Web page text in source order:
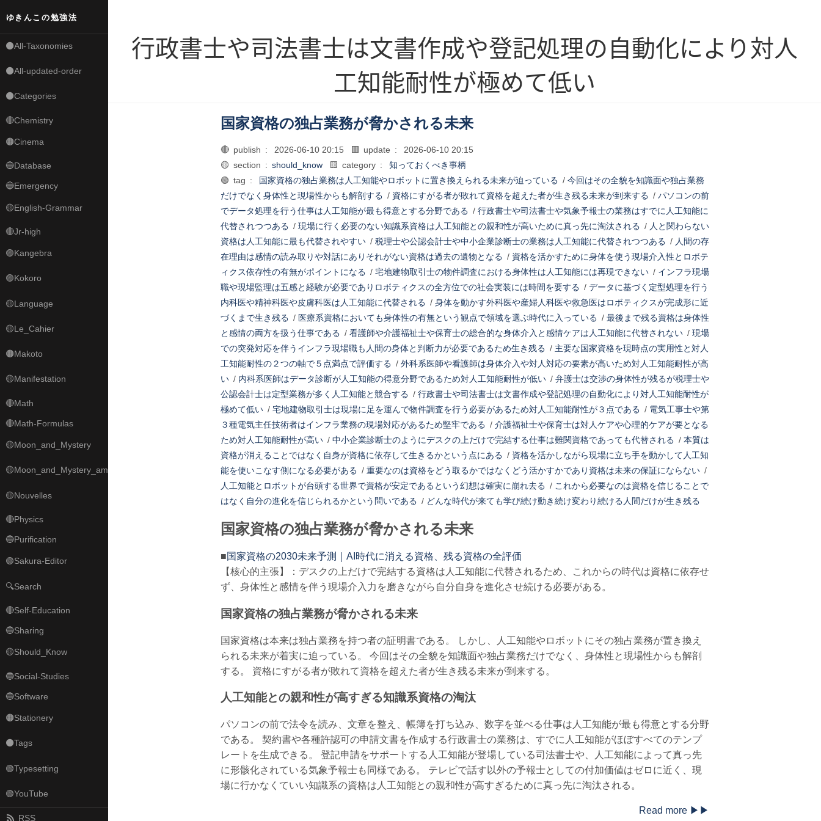
ゆきんこの勉強法
⚫All-Taxonomies
⚫All-updated-order
⚫Categories
🔴Chemistry
🟠Cinema
🔵Database
🔵Emergency
🟡English-Grammar
🔴Jr-high
🟣Kangebra
🟣Kokoro
🟡Language
🟡Le_Cahier
🟠Makoto
🟡Manifestation
🔴Math
🔴Math-Formulas
🟡Moon_and_Mystery
🟡Moon_and_Mystery_am
🟡Nouvelles
🔴Physics
🔵Purification
🟢Sakura-Editor
🔍Search
🔴Self-Education
🔵Sharing
🟡Should_Know
🔵Social-Studies
🔵Software
🟠Stationery
⚫Tags
🟢Typesetting
🟢YouTube
RSS
行政書士や司法書士は文書作成や登記処理の自動化により対人
工知能耐性が極めて低い
国家資格の独占業務が脅かされる未来
🔴 publish : 2026-06-10 20:15 🟥 update :
2026-06-10 20:15
🟡 section : should_know 🟨 category :
知っておくべき事柄
🟢 tag :
国家資格の独占業務は人工知能やロボットに置き換えられる未来が迫っている / 今回はその全貌を知識面や独占業務
だけでなく身体性と現場性からも解剖する / 資格にすがる者が敗れて資格を超えた者が生き残る未来が到来する / パソコンの前
でデータ処理を行う仕事は人工知能が最も得意とする分野である / 行政書士や司法書士や気象予報士の業務はすでに人工知能に
代替されつつある / 現場に行く必要のない知識系資格は人工知能との親和性が高いために真っ先に淘汰される / 人と関わらない
資格は人工知能に最も代替されやすい/ 税理士や公認会計士や中小企業診断士の業務は人工知能に代替されつつある / 人間の存
在理由は感情の読み取りや対話にありそれがない資格は過去の遺物となる / 資格を活かすために身体を使う現場介入性とロボテ
ィクス依存性の有無がポイントになる / 宅地建物取引士の物件調査における身体性は人工知能には再現できない/ インフラ現場
職や現場監理は五感と経験が必要でありロボティクスの全方位での社会実装には時間を要する / データに基づく定型処理を行う
内科医や精神科医や皮膚科医は人工知能に代替される / 身体を動かす外科医や産婦人科医や救急医はロボティクスが完成形に近
づくまで生き残る / 医療系資格においても身体性の有無という観点で領域を選ぶ時代に入っている / 最後まで残る資格は身体性
と感情の両方を扱う仕事である / 看護師や介護福祉士や保育士の総合的な身体介入と感情ケアは人工知能に代替されない/ 現場
での突発対応を伴うインフラ現場職も人間の身体と判断力が必要であるため生き残る / 主要な国家資格を現時点の実用性と対人
工知能耐性の２つの軸で５点満点で評価する / 外科系医師や看護師は身体介入や対人対応の要素が高いため対人工知能耐性が高
い/ 内科系医師はデータ診断が人工知能の得意分野であるため対人工知能耐性が低い/ 弁護士は交渉の身体性が残るが税理士や
公認会計士は定型業務が多く人工知能と競合する / 行政書士や司法書士は文書作成や登記処理の自動化により対人工知能耐性が
極めて低い/ 宅地建物取引士は現場に足を運んで物件調査を行う必要があるため対人工知能耐性が３点である / 電気工事士や第
３種電気主任技術者はインフラ業務の現場対応があるため堅牢である / 介護福祉士や保育士は対人ケアや心理的ケアが要となる
ため対人工知能耐性が高い/ 中小企業診断士のようにデスクの上だけで完結する仕事は難関資格であっても代替される / 本質は
資格が消えることではなく自身が資格に依存して生きるかという点にある / 資格を活かしながら現場に立ち手を動かして人工知
能を使いこなす側になる必要がある / 重要なのは資格をどう取るかではなくどう活かすかであり資格は未来の保証にならない/
人工知能とロボットが台頭する世界で資格が安定であるという幻想は確実に崩れ去る / これから必要なのは資格を信じることで
はなく自分の進化を信じられるかという問いである / どんな時代が来ても学び続け動き続け変わり続ける人間だけが生き残る
国家資格の独占業務が脅かされる未来
■国家資格の2030未来予測｜AI時代に消える資格、残る資格の全評価
【核心的主張】：デスクの上だけで完結する資格は人工知能に代替されるため、これからの時代は資格に依存せ
ず、身体性と感情を伴う現場介入力を磨きながら自分自身を進化させ続ける必要がある。
国家資格の独占業務が脅かされる未来
国家資格は本来は独占業務を持つ者の証明書である。 しかし、人工知能やロボットにその独占業務が置き換え
られる未来が着実に迫っている。 今回はその全貌を知識面や独占業務だけでなく、身体性と現場性からも解剖
する。 資格にすがる者が敗れて資格を超えた者が生き残る未来が到来する。
人工知能との親和性が高すぎる知識系資格の淘汰
パソコンの前で法令を読み、文章を整え、帳簿を打ち込み、数字を並べる仕事は人工知能が最も得意とする分野
である。 契約書や各種許認可の申請文書を作成する行政書士の業務は、すでに人工知能がほぼすべてのテンプ
レートを生成できる。 登記申請をサポートする人工知能が登場している司法書士や、人工知能によって真っ先
に形骸化されている気象予報士も同様である。 テレビで話す以外の予報士としての付加価値はゼロに近く、現
場に行かなくていい知識系の資格は人工知能との親和性が高すぎるために真っ先に淘汰される。
Read more ▶▶